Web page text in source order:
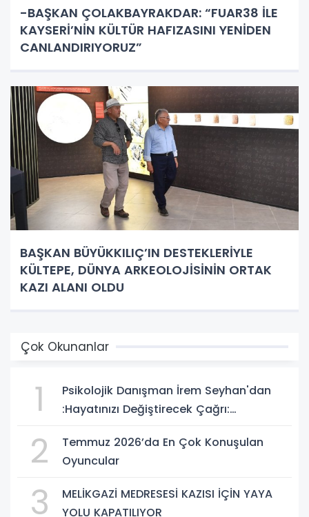
-BAŞKAN ÇOLAKBAYRAKDAR: “FUAR38 İLE
KAYSERİ’NİN KÜLTÜR HAFIZASINI YENİDEN
CANLANDIRIYORUZ”
BAŞKAN BÜYÜKKILIÇ’IN DESTEKLERİYLE
KÜLTEPE, DÜNYA ARKEOLOJİSİNİN ORTAK
KAZI ALANI OLDU
Çok Okunanlar
1
Psikolojik Danışman İrem Seyhan'dan
:Hayatınızı Değiştirecek Çağrı:
Atın!
2
Temmuz 2026’da En Çok Konuşulan
Oyuncular
3
MELİKGAZİ MEDRESESİ KAZISI İÇİN YAYA
YOLU KAPATILIYOR